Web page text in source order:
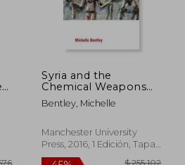
Syria and the
Chemical Weapons
Taboo: Exploiting the
Forbidden (en Inglés)
Bentley, Michelle
Manchester University
Press, 2016, 1 Edición, Tapa
Blanda, Nuevo